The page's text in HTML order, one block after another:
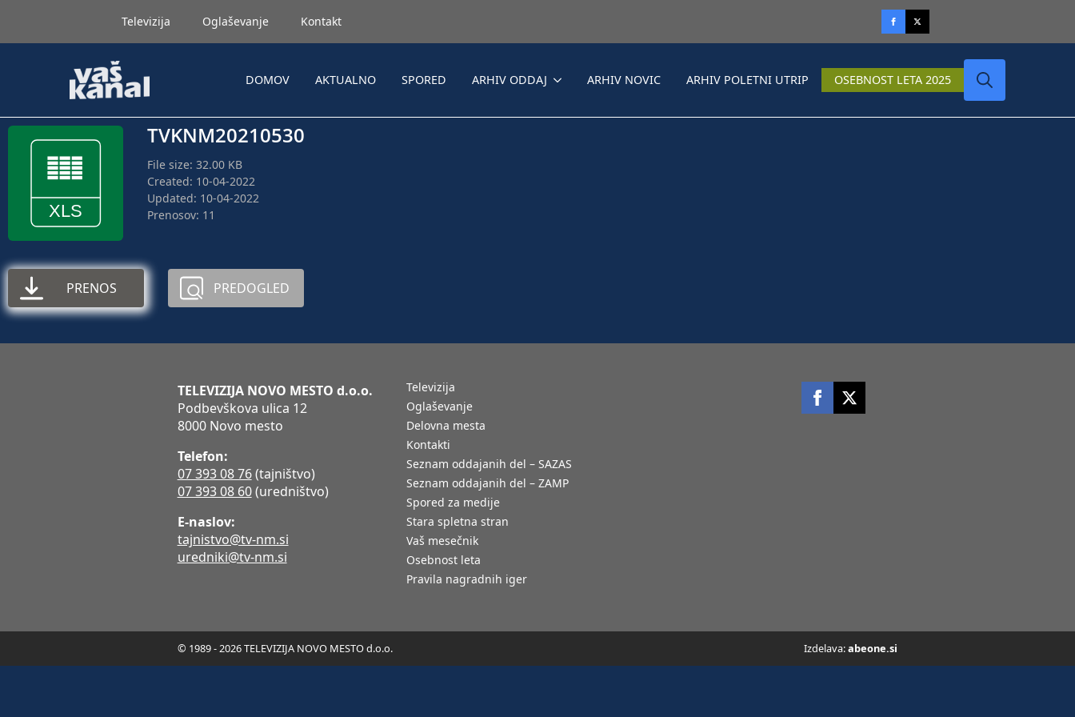
Televizija Oglaševanje Kontakt
DOMOV AKTUALNO SPORED ARHIV ODDAJ ARHIV NOVIC ARHIV POLETNI UTRIP OSEBNOST LETA 2025
TVKNM20210530
File size: 32.00 KB
Created: 10-04-2022
Updated: 10-04-2022
Prenosov: 11
PRENOS PREDOGLED
TELEVIZIJA NOVO MESTO d.o.o.
Podbevškova ulica 12
8000 Novo mesto
Telefon:
07 393 08 76(tajništvo)
07 393 08 60(uredništvo)
E-naslov:
tajnistvo@tv-nm.si
uredniki@tv-nm.si
Televizija
Oglaševanje
Delovna mesta
Kontakti
Seznam oddajanih del – SAZAS
Seznam oddajanih del – ZAMP
Spored za medije
Stara spletna stran
Vaš mesečnik
Osebnost leta
Pravila nagradnih iger
© 1989 - 2026 TELEVIZIJA NOVO MESTO d.o.o. Izdelava:abeone.si